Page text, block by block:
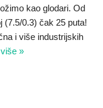
kao glodari. Od
(7.5/0.3) čak 25 puta!
i više industrijskih
»